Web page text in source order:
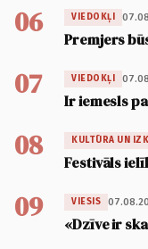
06 VIEDOKĻI
Premjers
07 VIEDOKĻI
Ir iemesls
08 KULTŪRA UN
Festivāls
09 VIESIS
«Dzīve ir